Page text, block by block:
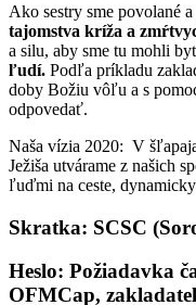
Ako sestry sme povolané a
tajomstva kríža a
a silu, aby sme tu mohli
ľudí. Podľa príkladu
doby Božiu vôľu a s
odpovedať.
Naša vízia 2020: V
Ježiša utvárame z našich
ľuďmi na ceste,
Skratka: SCSC
Heslo: Požiadavka
OFMCap,